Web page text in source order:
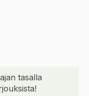
tasalla